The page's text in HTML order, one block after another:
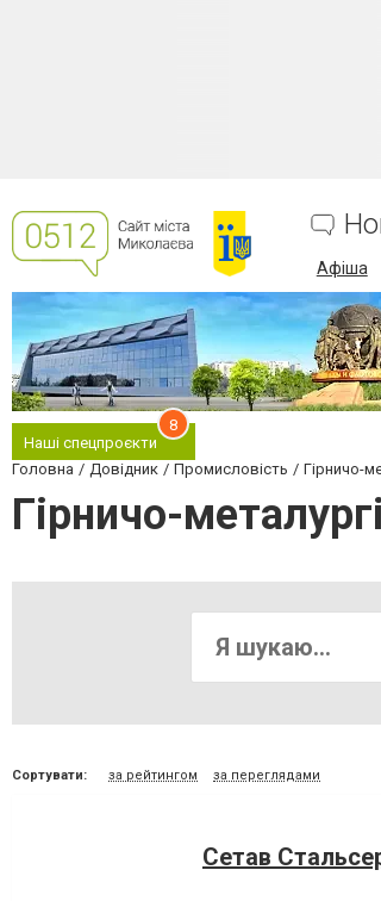
Афіша
Наші спецпроєкти
8
Головна Довідник Промисловість Гірничо-
Гірничо-
Сортувати: за рейтингом за переглядами
Сетав